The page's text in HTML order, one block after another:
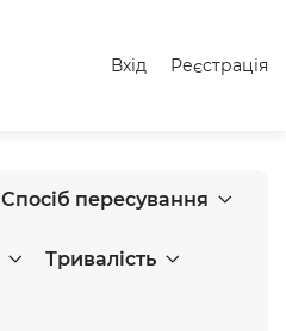
Вхід Реєстрація
Спосіб пересування
Тривалість